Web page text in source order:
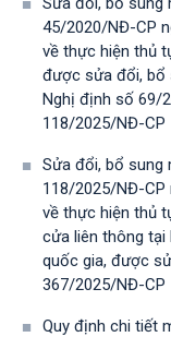
45/2020/NĐ-CP
về thực hiện thủ
được sửa đổi, bổ
Nghị định số 69/
118/2025/NĐ-СР
Sửa đổi, bổ
118/2025/NĐ-CP
về thực hiện thủ
cửa liên thông tại
quốc gia, được
367/2025/NĐ-СР
Quy định chi tiết